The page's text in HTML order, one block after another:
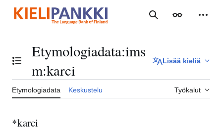
sisältöön
Haku Ulkoasu
Vaihda sisällysluettelo
Etymologiadata:ims
m:karci
Lisää kieliä
Etymologiadata Keskustelu Työkalut
*karci